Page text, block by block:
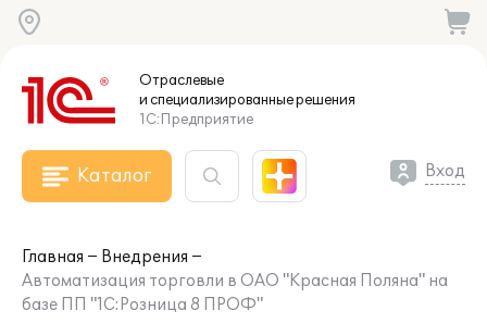
Отраслевые
и специализированныерешения
1С:Предприятие
Каталог Вход
Главная
Внедрения
Автоматизация торговли в ОАО "Красная Поляна" на
базе ПП "1С:Розница 8 ПРОФ"